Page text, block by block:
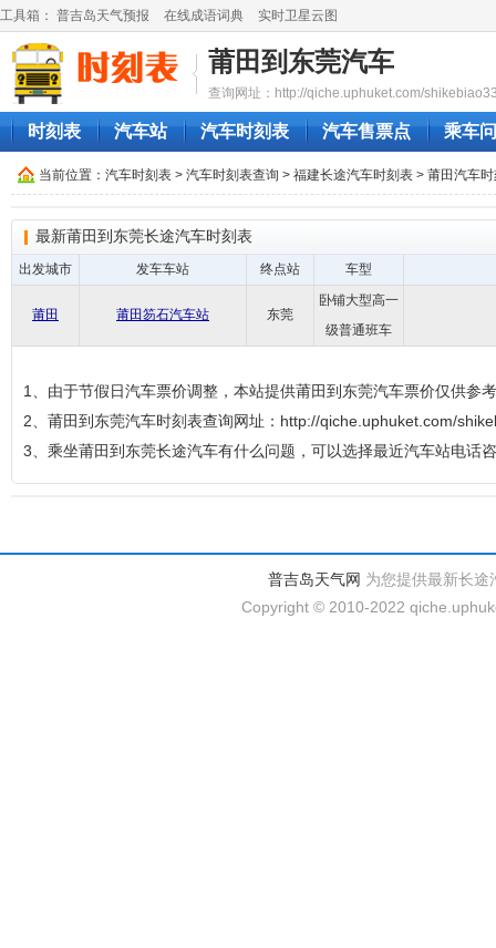
工具箱： 普吉岛天气预报 在线成语词典 实时卫星云图
莆田到东莞汽车
查询网址：http://qiche.uphuket.com/
时刻表 汽车站 汽车时刻表 汽车售票点 乘车
当前位置： 汽车时刻表 > 汽车时刻表查询 > 福建长途汽车时刻表 > 莆田汽车
最新莆田到东莞长途汽车时刻表
出发城市 发车车站 终点站 车型
莆田 莆田笏石汽车站 东莞
卧铺大型高一
级普通班车
1、由于节假日汽车票价调整，本站提供莆田到东莞汽车票价仅供参
2、莆田到东莞汽车时刻表查询网址：http://qiche.uphuket.com/
3、乘坐莆田到东莞长途汽车有什么问题，可以选择最近汽车站电话
普吉岛天气网 为您提供最新长途
Copyright © 2010-2022